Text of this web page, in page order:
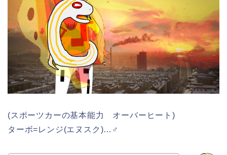
(スポーツカーの基本能力 オーバーヒート)
ターボ=レンジ(エヌスク)…♂